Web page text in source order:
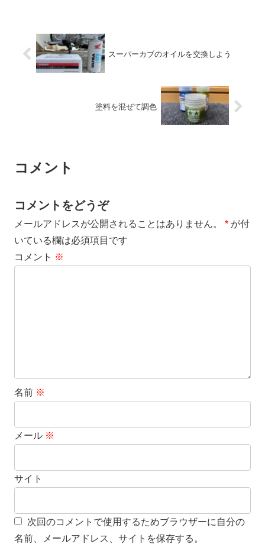
スーパーカブのオイルを交換しよう
塗料を混ぜて調色
コメント
コメントをどうぞ
メールアドレスが公開されることはありません。 * が付
いている欄は必須項目です
コメント ※
名前 ※
メール ※
サイト
次回のコメントで使用するためブラウザーに自分の
名前、メールアドレス、サイトを保存する。